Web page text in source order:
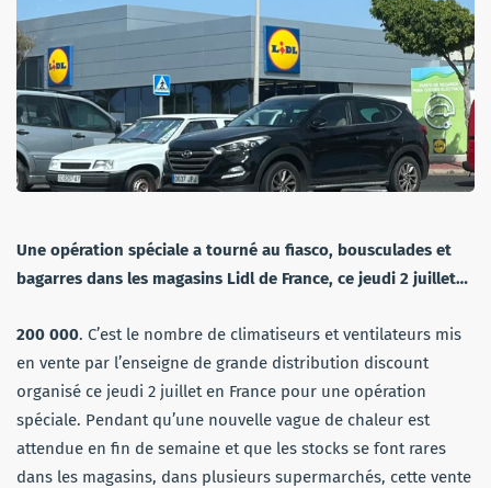
Une opération spéciale a tourné au fiasco, bousculades et
bagarres dans les magasins Lidl de France, ce jeudi 2 juillet…
200 000. C’est le nombre de climatiseurs et ventilateurs mis
en vente par l’enseigne de grande distribution discount
organisé ce jeudi 2 juillet en France pour une opération
spéciale. Pendant qu’une nouvelle vague de chaleur est
attendue en fin de semaine et que les stocks se font rares
dans les magasins, dans plusieurs supermarchés, cette vente